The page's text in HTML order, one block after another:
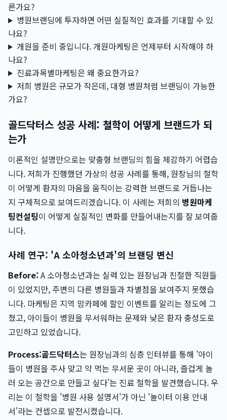
른가요?
병원브랜딩에 투자하면 어떤 실질적인 효과를 기대할 수 있
나요?
개원을 준비 중입니다. 개원마케팅은 언제부터 시작해야 하
나요?
진료과목별마케팅은 왜 중요한가요?
저희 병원은 규모가 작은데, 대형 병원처럼 브랜딩이 가능한
가요?
골드닥터스 성공 사례: 철학이 어떻게 브랜드가 되
는가
이론적인 설명만으로는 맞춤형 브랜딩의 힘을 체감하기 어렵습
니다. 저희가 진행했던 가상의 성공 사례를 통해, 원장님의 철학
이 어떻게 환자의 마음을 움직이는 강력한 브랜드로 거듭나는
지 구체적으로 보여드리겠습니다. 이 사례는 저희의 병원마케
팅컨설팅이 어떻게 실질적인 변화를 만들어내는지를 잘 보여줍
니다.
사례 연구: 'A 소아청소년과'의 브랜딩 변신
Before: A 소아청소년과는 실력 있는 원장님과 친절한 직원들
이 있었지만, 주변의 다른 병원들과 차별점을 보여주지 못했습
니다. 마케팅은 지역 맘카페에 할인 이벤트를 알리는 정도에 그
쳤고, 아이들이 병원을 무서워하는 문제와 낮은 환자 충성도로
고민하고 있었습니다.
Process:골드닥터스는 원장님과의 심층 인터뷰를 통해 '아이
들이 병원을 주사 맞고 약 먹는 무서운 곳이 아니라, 즐겁게 놀
러 오는 공간으로 만들고 싶다'는 진료 철학을 발견했습니다. 우
리는 이 철학을 '병원 사용 설명서'가 아닌 '놀이터 이용 안내
서'라는 컨셉으로 발전시켰습니다.